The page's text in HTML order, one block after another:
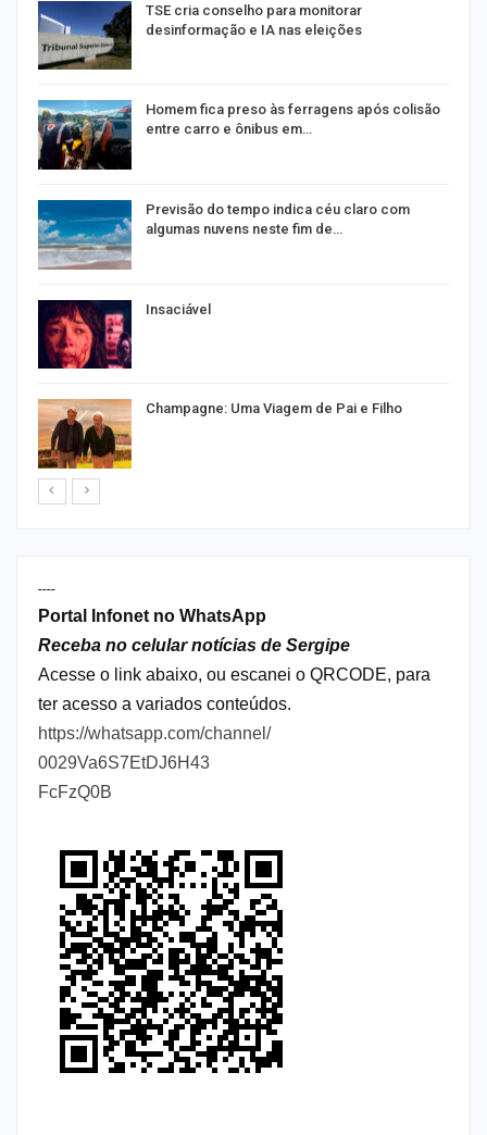
TSE cria conselho para monitorar
desinformação e IA nas eleições
Homem fica preso às ferragens após colisão
entre carro e ônibus em…
Previsão do tempo indica céu claro com
algumas nuvens neste fim de…
Insaciável
Champagne: Uma Viagem de Pai e Filho
----
Portal Infonet no WhatsApp
Receba no celular notícias de Sergipe
Acesse o link abaixo, ou escanei o QRCODE, para
ter acesso a variados conteúdos.
https://whatsapp.com/channel/
0029Va6S7EtDJ6H43
FcFzQ0B